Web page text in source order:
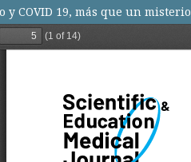
y COVID 19, más que un misterio